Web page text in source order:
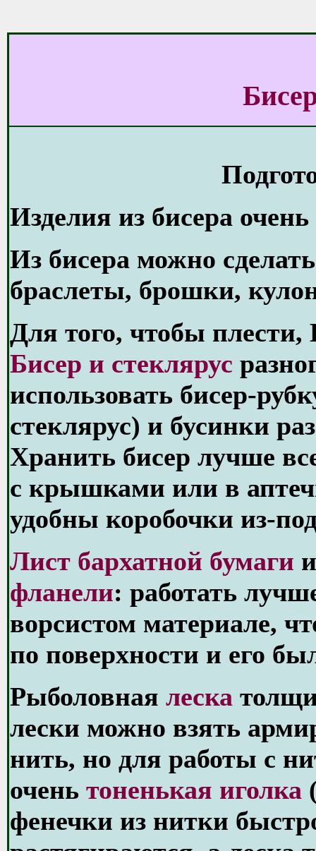
Изделия из бисера
Из бисера можно
браслеты, брошки,
Для того, чтобы плести,
Бисер и стеклярус
использовать бисер-
стеклярус) и бусинки
Хранить бисер лучше
с крышками или в
удобны коробочки из-
Лист бархатной бумаги
фланели: работать
ворсистом материале,
по поверхности и его
Рыболовная леска
лески можно взять
нить, но для работы с
очень тоненькая иголка
фенечки из нитки